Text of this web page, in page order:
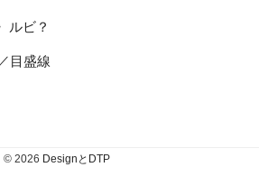
ルビ？
目盛線
© 2026 DesignとDTP